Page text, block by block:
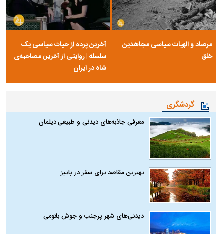
مرصاد و الهیات سیاسی مجاهدین
خلق
آخرین پرده از حیات سیاسی یک
سلسله | روایتی از آخرین مصاحبه‌ی
شاه در ایران
گردشگری
معرفی جاذبه‌های دیدنی و طبیعی دیلمان
بهترین مقاصد برای سفر در پاییز
دیدنی‌های شهر پرجنب و جوش باتومی